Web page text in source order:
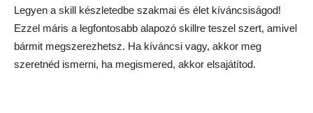
Legyen a skill készletedbe szakmai és élet kíváncsiságod!
Ezzel máris a legfontosabb alapozó skillre teszel szert, amivel
bármit megszerezhetsz. Ha kíváncsi vagy, akkor meg
szeretnéd ismerni, ha megismered, akkor elsajátítod.